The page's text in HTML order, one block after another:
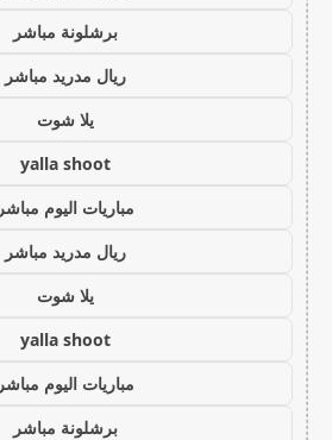
برشلونة مباشر
ريال مدريد مباشر
يلا شوت
yalla shoot
مباريات اليوم مباشر
ريال مدريد مباشر
يلا شوت
yalla shoot
مباريات اليوم مباشر
برشلونة مباشر